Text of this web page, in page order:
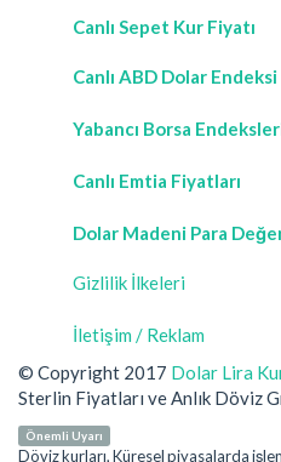
Canlı Sepet Kur Fiyatı
Canlı ABD Dolar Endeksi
Yabancı Borsa
Canlı Emtia Fiyatları
Dolar Madeni Para
Gizlilik İlkeleri
İletişim / Reklam
© Copyright 2017 Dolar Lira
Sterlin Fiyatları ve Anlık Döviz
Önemli Uyarı
Döviz kurları, Küresel piyasalarda